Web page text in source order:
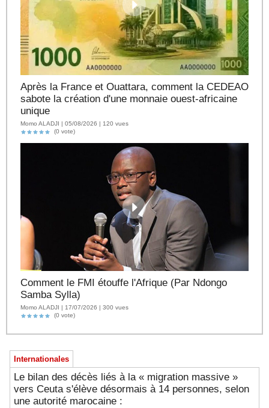
Après la France et Ouattara, comment la CEDEAO
sabote la création d'une monnaie ouest-africaine
unique
Momo ALADJI | 05/08/2026 | 120 vues
(0 vote)
Comment le FMI étouffe l'Afrique (Par Ndongo
Samba Sylla)
Momo ALADJI | 17/07/2026 | 300 vues
(0 vote)
Internationales
Le bilan des décès liés à la « migration massive »
vers Ceuta s'élève désormais à 14 personnes, selon
une autorité marocaine :